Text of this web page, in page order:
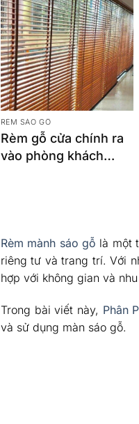
RÈM SÁO GỖ
Rèm gỗ cửa chính ra
vào phòng khách
Rèm mành sáo gỗ là một
riêng tư và trang trí. Với
hợp với không gian và
Trong bài viết này, Phân
và sử dụng màn sáo gỗ.